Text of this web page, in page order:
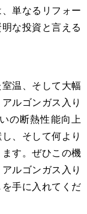
単なるリフォー
な投資と言える
温、そして大幅
ルゴンガス入り
の断熱性能向上
、そして何より
す。ぜひこの機
ルゴンガス入り
手に入れてくだ